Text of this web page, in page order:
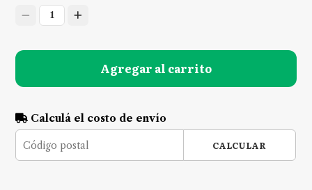
1
Agregar al carrito
Calculá el costo de envío
CALCULAR